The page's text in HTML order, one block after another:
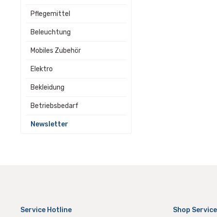
Pflegemittel
Beleuchtung
Mobiles Zubehör
Elektro
Bekleidung
Betriebsbedarf
Newsletter
Service Hotline Shop Service